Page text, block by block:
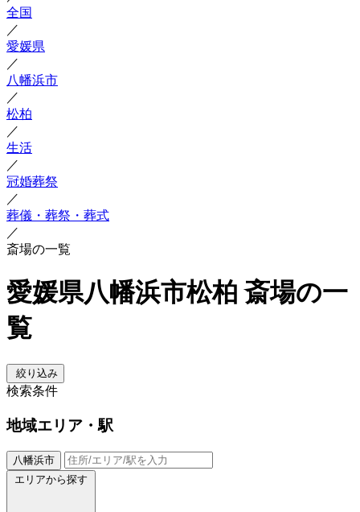
全国
／
愛媛県
／
八幡浜市
／
松柏
／
生活
／
冠婚葬祭
／
葬儀・葬祭・葬式
／
斎場の一覧
愛媛県八幡浜市松柏 斎場の一
覧
絞り込み
検索条件
地域エリア・駅
八幡浜市
エリアから探す